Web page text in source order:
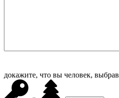
докажите, что вы человек, выбрав